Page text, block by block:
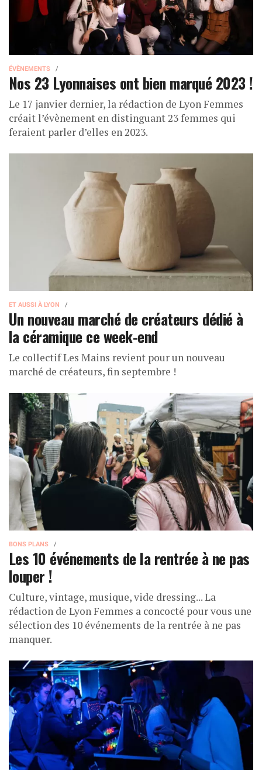
ÉVÈNEMENTS
Nos 23 Lyonnaises ont bien marqué 2023 !
Le 17 janvier dernier, la rédaction de Lyon Femmes
créait l’évènement en distinguant 23 femmes qui
feraient parler d’elles en 2023.
ET AUSSI À LYON
Un nouveau marché de créateurs dédié à
la céramique ce week-end
Le collectif Les Mains revient pour un nouveau
marché de créateurs, fin septembre !
BONS PLANS
Les 10 événements de la rentrée à ne pas
louper !
Culture, vintage, musique, vide dressing... La
rédaction de Lyon Femmes a concocté pour vous une
sélection des 10 événements de la rentrée à ne pas
manquer.